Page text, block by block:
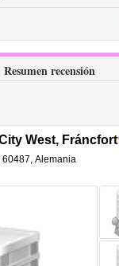
Resumen recensión
West, Fráncfort
60487, Alemania